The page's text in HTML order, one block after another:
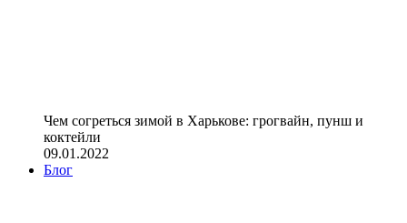
Чем согреться зимой в Харькове: грогвайн, пунш и
коктейли
09.01.2022
Блог